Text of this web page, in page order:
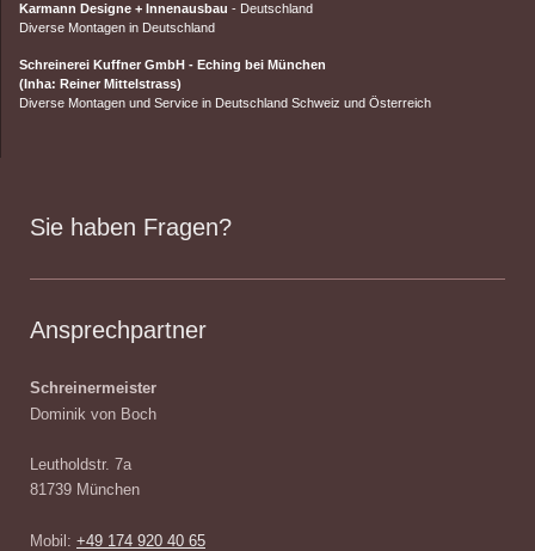
Karmann Designe + Innenausbau - Deutschland
Diverse Montagen in Deutschland
Schreinerei Kuffner GmbH - Eching bei München
(Inha: Reiner Mittelstrass)
Diverse Montagen und Service in Deutschland Schweiz und Österreich
Sie haben Fragen?
Ansprechpartner
Schreinermeister
Dominik von Boch
Leutholdstr. 7a
81739 München
Mobil: +49 174 920 40 65